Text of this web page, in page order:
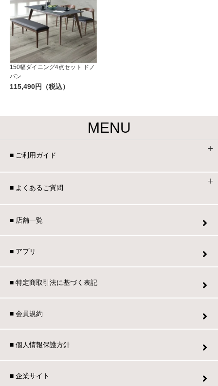
150幅ダイニング4点セット ドノ
バン
115,490円（税込）
MENU
■ ご利用ガイド
■ よくあるご質問
■ 店舗一覧
■ アプリ
■ 特定商取引法に基づく表記
■ 会員規約
■ 個人情報保護方針
■ 企業サイト